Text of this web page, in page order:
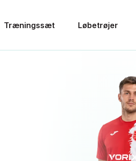
Træningssæt Løbetrøjer